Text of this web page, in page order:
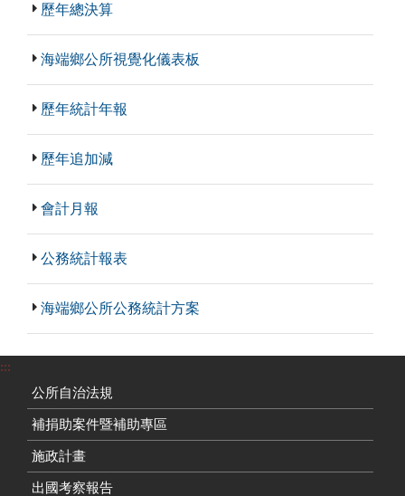
歷年總決算
海端鄉公所視覺化儀表板
歷年統計年報
歷年追加減
會計月報
公務統計報表
海端鄉公所公務統計方案
:::
公所自治法規
補捐助案件暨補助專區
施政計畫
出國考察報告